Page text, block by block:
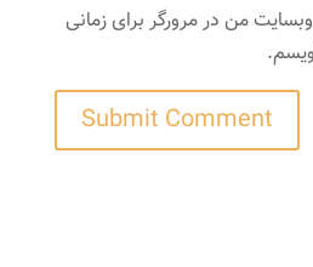
من در مرورگر برای زمانی